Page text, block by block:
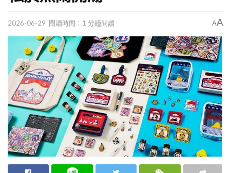
2026-06-29 閱讀時間：1 分鐘閱讀 AA